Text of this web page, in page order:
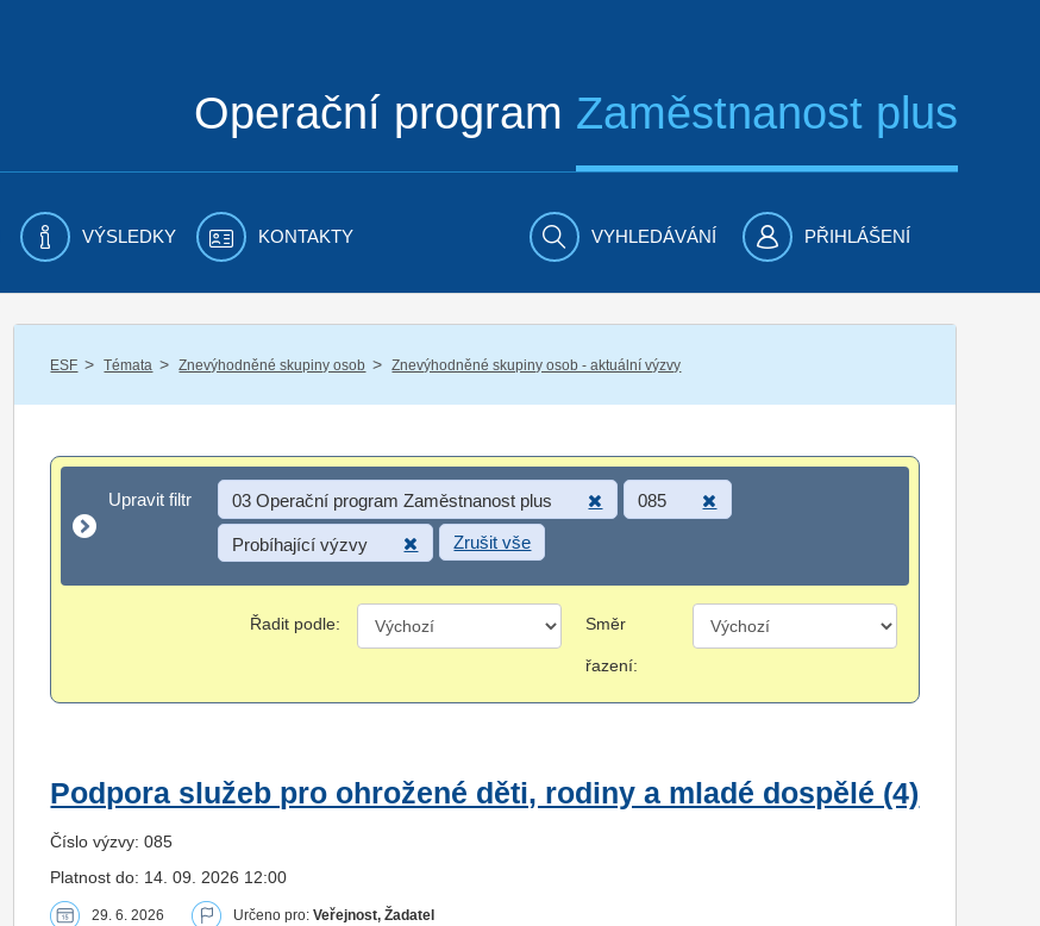
Operační program Zaměstnanost plus
VÝSLEDKY KONTAKTY VYHLEDÁVÁNÍ PŘIHLÁŠENÍ
ESF / Témata / Znevýhodněné skupiny osob / Znevýhodněné skupiny osob - aktuální výzvy
Upravit filtr
Upravit filtr 03 Operační program Zaměstnanost plus 085
Probíhající výzvy Zrušit vše
Řadit podle: Směr
řazení:
Podpora služeb pro ohrožené děti, rodiny a mladé dospělé (4)
Číslo výzvy: 085
Platnost do: 14. 09. 2026 12:00
29. 6. 2026 Určeno pro:Veřejnost, Žadatel